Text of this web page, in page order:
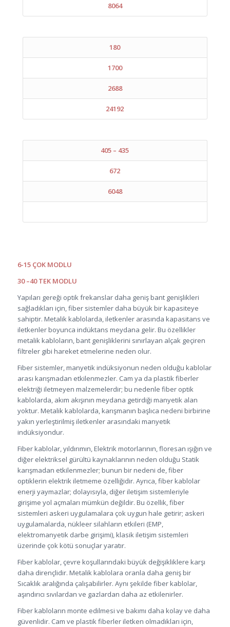
8064
180
1700
2688
24192
405 – 435
672
6048
6-15 ÇOK MODLU
30 –40 TEK MODLU
Yapıları gereği optik frekanslar daha geniş bant genişlikleri
sağladıkları için, fiber sistemler daha büyük bir kapasiteye
sahiptir. Metalik kablolarda, iletkenler arasında kapasitans ve
iletkenler boyunca indüktans meydana gelir. Bu özellikler
metalik kabloların, bant genişliklerini sınırlayan alçak geçiren
filtreler gibi hareket etmelerine neden olur.
Fiber sistemler, manyetik indüksiyonun neden olduğu kablolar
arası karışmadan etkilenmezler. Cam ya da plastik fiberler
elektriği iletmeyen malzemelerdir; bu nedenle fiber optik
kablolarda, akım akışının meydana getirdiği manyetik alan
yoktur. Metalik kablolarda, karışmanın başlıca nedeni birbirine
yakın yerleştirilmiş iletkenler arasındaki manyetik
indüksiyondur.
Fiber kablolar, yıldırımın, Elektrik motorlarının, floresan ışığın ve
diğer elektriksel gürültü kaynaklarının neden olduğu Statik
karışmadan etkilenmezler; bunun bir nedeni de, fiber
optiklerin elektrik iletmeme özelliğidir. Ayrıca, fiber kablolar
enerji yaymazlar; dolayısıyla, diğer iletişim sistemleriyle
girişime yol açmaları mümkün değildir. Bu özellik, fiber
sistemleri askeri uygulamalara çok uygun hale getirir; askeri
uygulamalarda, nükleer silahların etkileri (EMP,
elektromanyetik darbe girişimi), klasik iletişim sistemleri
üzerinde çok kötü sonuçlar yaratır.
Fiber kablolar, çevre koşullarındaki büyük değişikliklere karşı
daha dirençlidir. Metalik kablolara oranla daha geniş bir
Sıcaklık aralığında çalışabilirler. Aynı şekilde fiber kablolar,
aşındırıcı sıvılardan ve gazlardan daha az etkilenirler.
Fiber kabloların monte edilmesi ve bakımı daha kolay ve daha
güvenlidir. Cam ve plastik fiberler iletken olmadıkları için,